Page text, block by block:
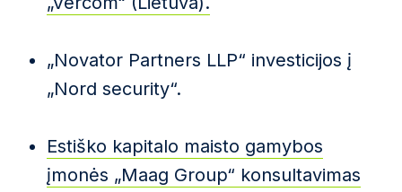
„Novator Partners LLP“ investicijos į
„Nord security“.
Estiško kapitalo maisto gamybos
įmonės „Maag Group“ konsultavimas